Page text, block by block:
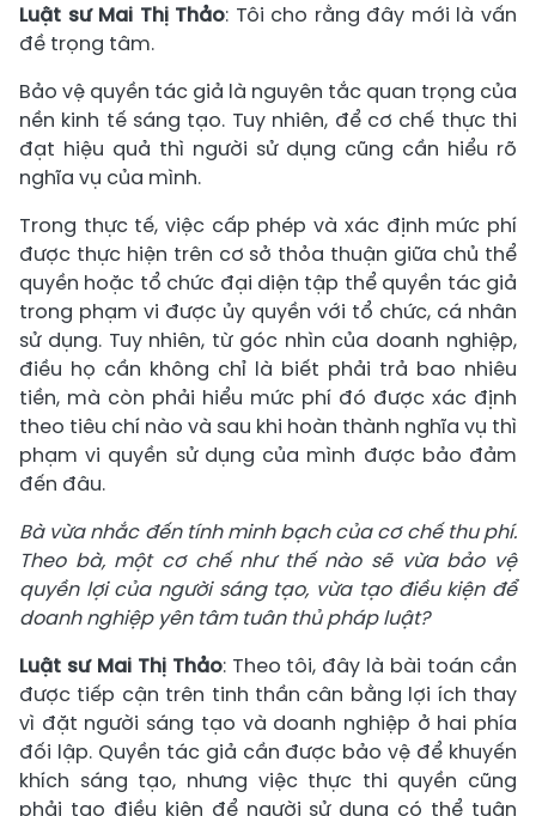
Luật sư Mai Thị Thảo: Tôi cho rằng đây mới là vấn
đề trọng tâm.
Bảo vệ quyền tác giả là nguyên tắc quan trọng của
nền kinh tế sáng tạo. Tuy nhiên, để cơ chế thực thi
đạt hiệu quả thì người sử dụng cũng cần hiểu rõ
nghĩa vụ của mình.
Trong thực tế, việc cấp phép và xác định mức phí
được thực hiện trên cơ sở thỏa thuận giữa chủ thể
quyền hoặc tổ chức đại diện tập thể quyền tác giả
trong phạm vi được ủy quyền với tổ chức, cá nhân
sử dụng. Tuy nhiên, từ góc nhìn của doanh nghiệp,
điều họ cần không chỉ là biết phải trả bao nhiêu
tiền, mà còn phải hiểu mức phí đó được xác định
theo tiêu chí nào và sau khi hoàn thành nghĩa vụ thì
phạm vi quyền sử dụng của mình được bảo đảm
đến đâu.
Bà vừa nhắc đến tính minh bạch của cơ chế thu phí.
Theo bà, một cơ chế như thế nào sẽ vừa bảo vệ
quyền lợi của người sáng tạo, vừa tạo điều kiện để
doanh nghiệp yên tâm tuân thủ pháp luật?
Luật sư Mai Thị Thảo: Theo tôi, đây là bài toán cần
được tiếp cận trên tinh thần cân bằng lợi ích thay
vì đặt người sáng tạo và doanh nghiệp ở hai phía
đối lập. Quyền tác giả cần được bảo vệ để khuyến
khích sáng tạo, nhưng việc thực thi quyền cũng
phải tạo điều kiện để người sử dụng có thể tuân